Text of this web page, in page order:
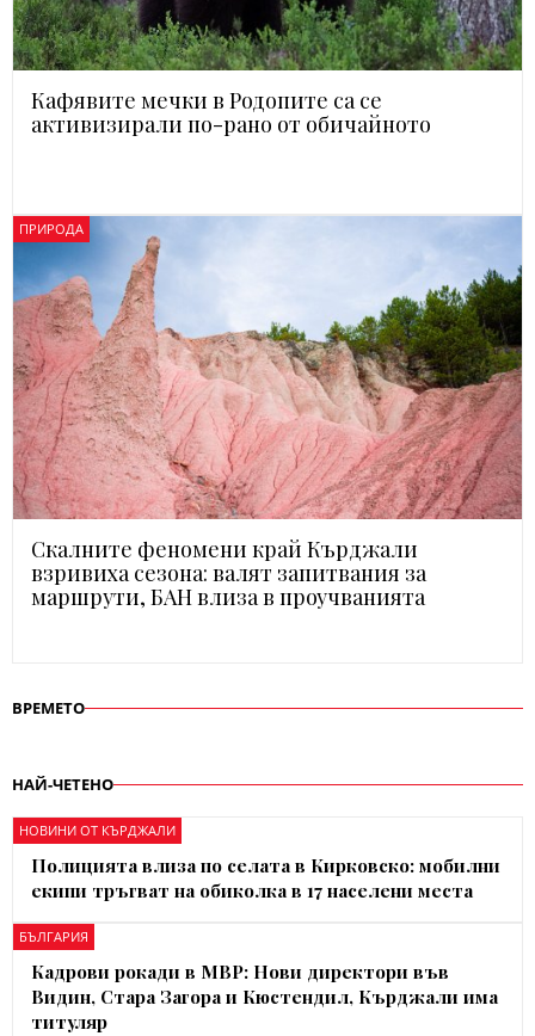
Кафявите мечки в Родопите са се
активизирали по-рано от обичайното
ПРИРОДА
Скалните феномени край Кърджали
взривиха сезона: валят запитвания за
маршрути, БАН влиза в проучванията
ВРЕМЕТО
НАЙ-ЧЕТЕНО
НОВИНИ ОТ КЪРДЖАЛИ
Полицията влиза по селата в Кирковско: мобилни
екипи тръгват на обиколка в 17 населени места
БЪЛГАРИЯ
Кадрови рокади в МВР: Нови директори във
Видин, Стара Загора и Кюстендил, Кърджали има
титуляр